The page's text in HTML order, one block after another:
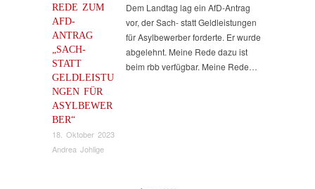
REDE ZUM
AFD-
ANTRAG
„SACH-
STATT
GELDLEISTU
NGEN FÜR
ASYLBEWER
BER“
18. Oktober 2023
Andrea Johlige
Dem Landtag lag ein AfD-Antrag
vor, der Sach- statt Geldleistungen
für Asylbewerber forderte. Er wurde
abgelehnt. Meine Rede dazu ist
beim rbb verfügbar. Meine Rede…